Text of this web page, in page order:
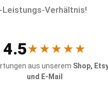
Verhältnis!
4.5★★★★★
aus unserem Shop,
und E-Mail